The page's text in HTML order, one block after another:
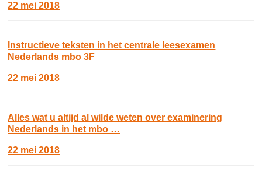
22 mei 2018
Instructieve teksten in het centrale leesexamen
Nederlands mbo 3F
22 mei 2018
Alles wat u altijd al wilde weten over examinering
Nederlands in het mbo …
22 mei 2018